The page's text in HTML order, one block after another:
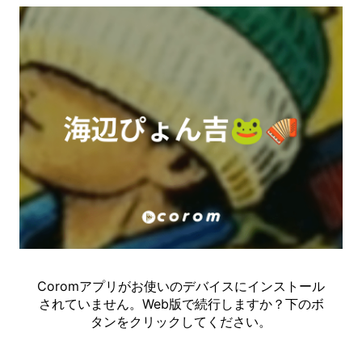
Coromアプリがお使いのデバイスにインストール
されていません。Web版で続行しますか？下のボ
タンをクリックしてください。